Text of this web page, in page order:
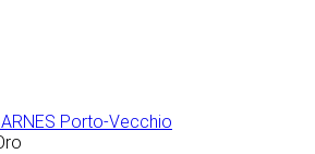
Porto-Vecchio